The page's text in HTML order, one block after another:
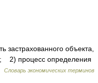
объекта,
2) процесс определения
Словарь экономических терминов